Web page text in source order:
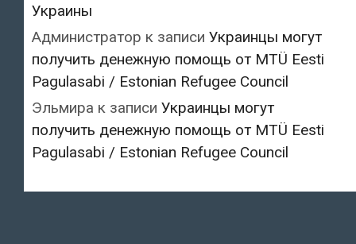
Украины
Администратор к записи Украинцы могут
получить денежную помощь от MTÜ Eesti
Pagulasabi / Estonian Refugee Council
Эльмира к записи Украинцы могут
получить денежную помощь от MTÜ Eesti
Pagulasabi / Estonian Refugee Council